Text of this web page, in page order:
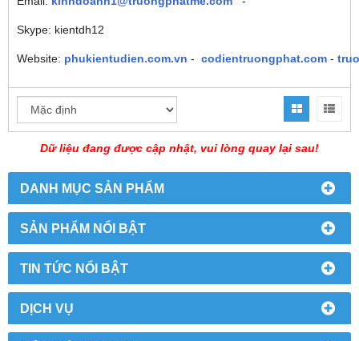
DANH MỤC SẢN PHẨM
SẢN PHẨM NỔI BẬT
TIN TỨC NỔI BẬT
DỊCH VỤ
Skype: kientdh12
Website: phukientudien.com.vn - codientruongphat.com -
Dữ liệu đang được cập nhật, vui lòng quay lại sau!